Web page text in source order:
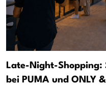
Late-Night-
bei PUMA und ONLY